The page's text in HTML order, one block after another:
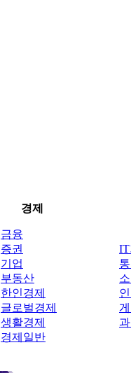
경제
금융
증권
기업
부동산
한인경제
글로벌경제
생활경제
경제일반
IT